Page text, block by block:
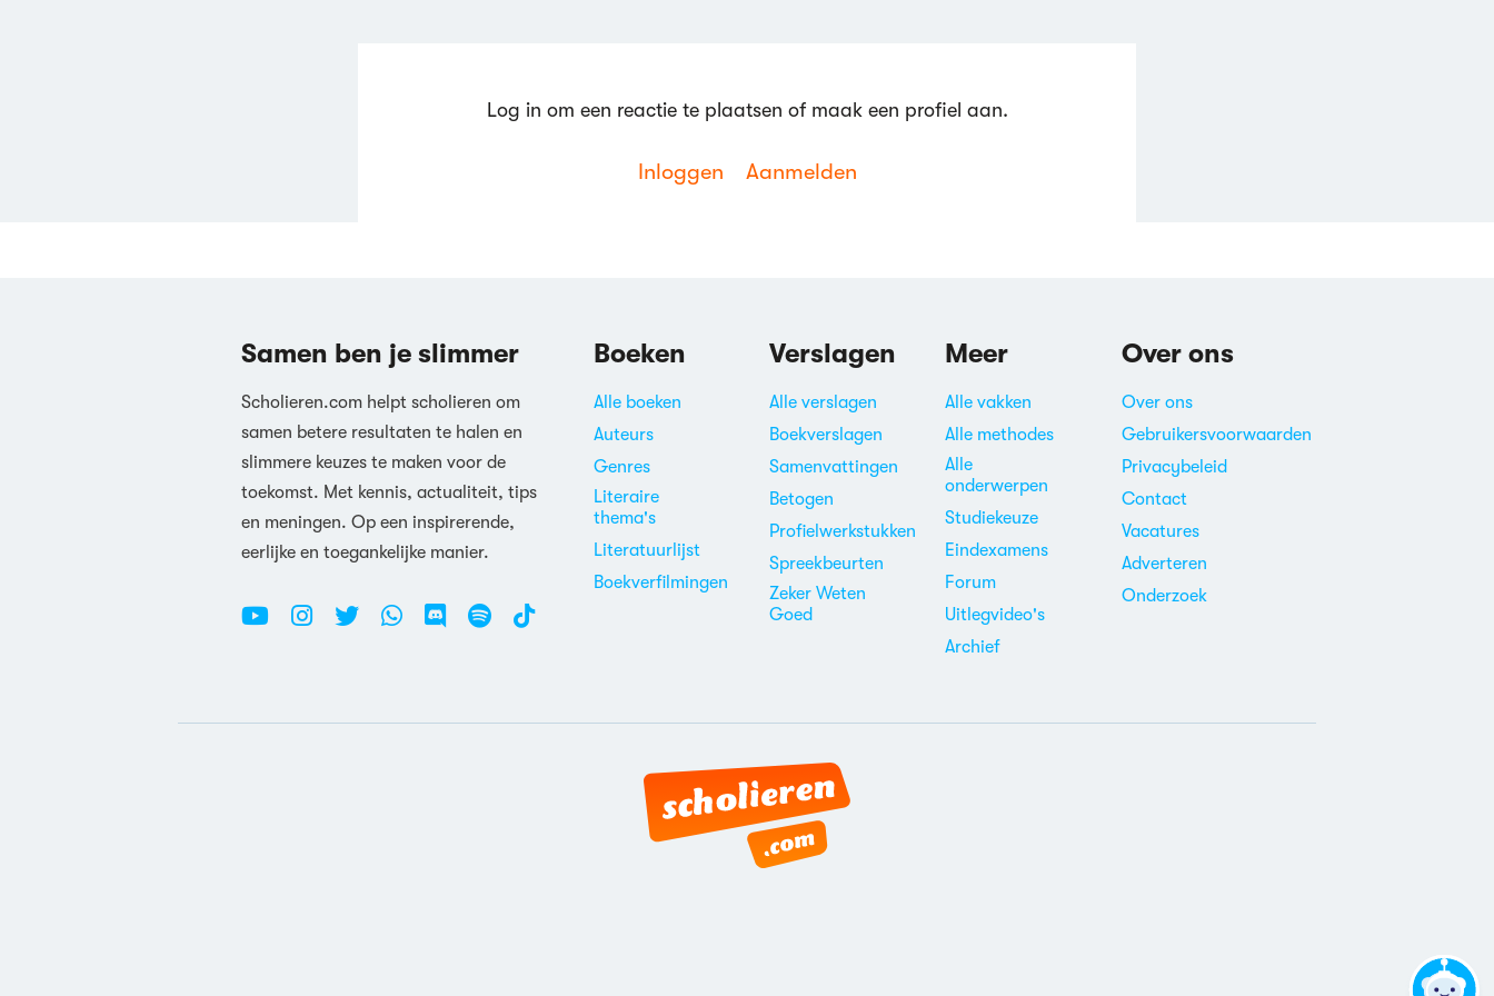
Log in om een reactie te plaatsen of maak een profiel aan.
Inloggen Aanmelden
Samen ben je slimmer
Scholieren.com helpt scholieren om
samen betere resultaten te halen en
slimmere keuzes te maken voor de
toekomst. Met kennis, actualiteit, tips
en meningen. Op een inspirerende,
eerlijke en toegankelijke manier.
Boeken
Alle boeken
Auteurs
Genres
Literaire
thema's
Literatuurlijst
Boekverfilmingen
Verslagen
Alle verslagen
Boekverslagen
Samenvattingen
Betogen
Profielwerkstukken
Spreekbeurten
Zeker Weten
Goed
Meer
Alle vakken
Alle methodes
Alle
onderwerpen
Studiekeuze
Eindexamens
Forum
Uitlegvideo's
Archief
Over ons
Over ons
Gebruikersvoorwaarden
Privacybeleid
Contact
Vacatures
Adverteren
Onderzoek